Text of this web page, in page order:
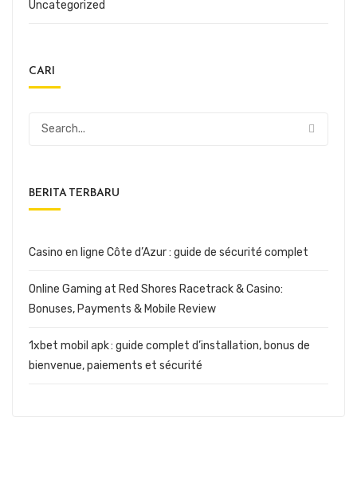
Uncategorized
CARI
BERITA TERBARU
Casino en ligne Côte d’Azur : guide de sécurité complet
Online Gaming at Red Shores Racetrack & Casino:
Bonuses, Payments & Mobile Review
1xbet mobil apk : guide complet d’installation, bonus de
bienvenue, paiements et sécurité